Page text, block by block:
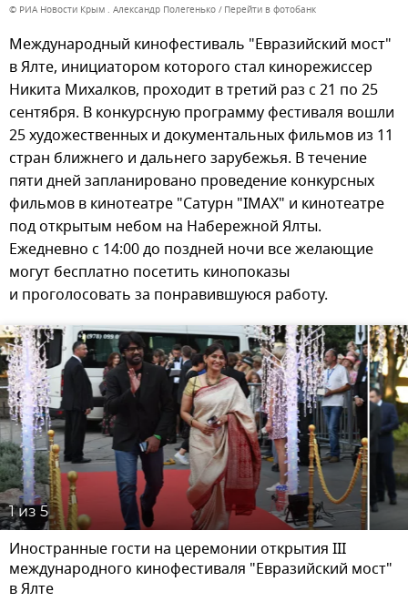
© РИА Новости Крым . Александр Полегенько Перейти в фотобанк
Международный кинофестиваль "Евразийский мост"
в Ялте, инициатором которого стал кинорежиссер
Никита Михалков, проходит в третий раз с 21 по 25
сентября. В конкурсную программу фестиваля вошли
25 художественных и документальных фильмов из 11
стран ближнего и дальнего зарубежья. В течение
пяти дней запланировано проведение конкурсных
фильмов в кинотеатре "Сатурн "IMAX" и кинотеатре
под открытым небом на Набережной Ялты.
Ежедневно с 14:00 до поздней ночи все желающие
могут бесплатно посетить кинопоказы
и проголосовать за понравившуюся работу.
1из 5
Иностранные гости на церемонии открытия III
международного кинофестиваля "Евразийский мост"
в Ялте